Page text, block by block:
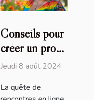
Conseils pour
créer un profil
attrayant sur
rencontres
Jeudi 8 août 2024
La quête de